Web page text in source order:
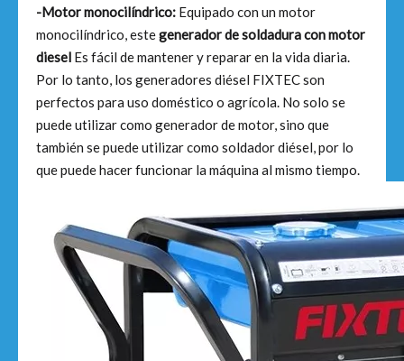
-Motor monocilíndrico: Equipado con un motor
monocilíndrico, estegenerador de soldadura con motor
diesel Es fácil de mantener y reparar en la vida diaria.
Por lo tanto, los generadores diésel FIXTEC son
perfectos para uso doméstico o agrícola. No solo se
puede utilizar como generador de motor, sino que
también se puede utilizar como soldador diésel, por lo
que puede hacer funcionar la máquina al mismo tiempo.